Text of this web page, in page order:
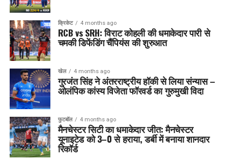
क्रिकेट 4 months ago
RCB vs SRH: विराट कोहली की धमाकेदार पारी से
चमकी डिफेंडिंग चैंपियंस की शुरुआत
खेल 4 months ago
गुरजंत सिंह ने अंतरराष्ट्रीय हॉकी से लिया संन्यास –
ओलंपिक कांस्य विजेता फॉरवर्ड का गुरुमुखी विदा
फुटबॉल 4 months ago
मैनचेस्टर सिटी का धमाकेदार जीत: मैनचेस्टर
यूनाइटेड को 3–0 से हराया, डर्बी में बनाया शानदार
रिकॉर्ड